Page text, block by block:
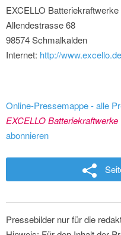
EXCELLO
Allendestrasse 68
98574 Schmalkalden
Internet: http://www.excello.de
Online-Pressemappe - alle
EXCELLO
abonnieren
Pressebilder nur für die